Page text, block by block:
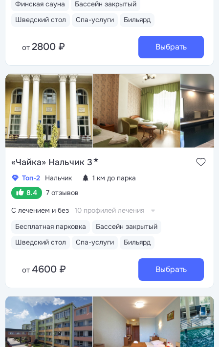
Финская сауна
Бассейн закрытый
Шведский стол
Спа-услуги Бильярд
от 2800 ₽ Выбрать
«Чайка» Нальчик 3★
Топ-2 Нальчик
1 км до парка
8.4
7 отзывов
Бесплатная парковка
Бассейн закрытый
Шведский стол
Спа-услуги Бильярд
С лечением и без 10 профилей лечения
от 4600 ₽ Выбрать